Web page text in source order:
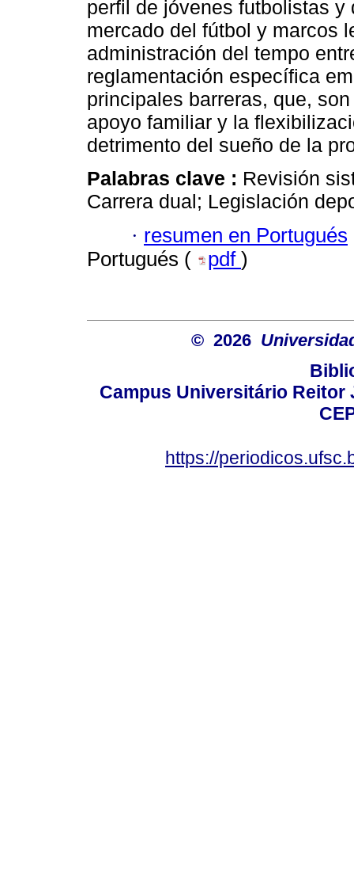
perfil de jóvenes futbolistas
mercado del fútbol y marcos
administración del tempo
reglamentación específica
principales barreras, que,
apoyo familiar y la
detrimento del sueño de la
Palabras clave : Revisión
Carrera dual; Legislación
· resumen en Portugués
Portugués (
pdf )
© 2026
Campus Universitário Reitor
https://